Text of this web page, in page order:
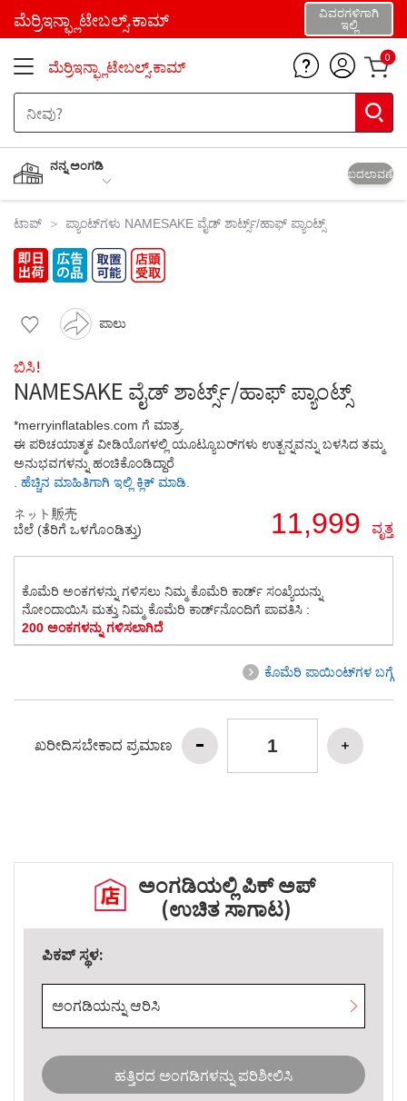
ಮೆರ್ರಿಇನ್ಫ್ಲಾಟೇಬಲ್ಸ್.ಕಾಮ್ ವಿವರಗಳಿಗಾಗಿ
ಇಲ್ಲಿ
ಮೆರ್ರಿಇನ್ಫ್ಲಾಟೇಬಲ್ಸ್.ಕಾಮ್ 0
ನನ್ನ ಅಂಗಡಿ
ಬದಲಾವಣೆ
ಟಾಪ್ ಪ್ಯಾಂಟ್‌ಗಳು NAMESAKE ವೈಡ್ ಶಾರ್ಟ್ಸ್/ಹಾಫ್ ಪ್ಯಾಂಟ್ಸ್
ಪಾಲು
ಬಿಸಿ!
NAMESAKE ವೈಡ್ ಶಾರ್ಟ್ಸ್/ಹಾಫ್ ಪ್ಯಾಂಟ್ಸ್
*merryinflatables.com ಗೆ ಮಾತ್ರ.
ಈ ಪರಿಚಯಾತ್ಮಕ ವೀಡಿಯೊಗಳಲ್ಲಿ ಯೂಟ್ಯೂಬರ್‌ಗಳು ಉತ್ಪನ್ನವನ್ನು ಬಳಸಿದ ತಮ್ಮ
ಅನುಭವಗಳನ್ನು ಹಂಚಿಕೊಂಡಿದ್ದಾರೆ
. ಹೆಚ್ಚಿನ ಮಾಹಿತಿಗಾಗಿ ಇಲ್ಲಿ ಕ್ಲಿಕ್ ಮಾಡಿ.
ネット販売
ಬೆಲೆ (ತೆರಿಗೆ ಒಳಗೊಂಡಿತ್ತು)
11,999 ವೃತ್ತ
ಕೊಮೆರಿ ಅಂಕಗಳನ್ನು ಗಳಿಸಲು ನಿಮ್ಮ ಕೊಮೆರಿ ಕಾರ್ಡ್ ಸಂಖ್ಯೆಯನ್ನು
ನೋಂದಾಯಿಸಿ ಮತ್ತು ನಿಮ್ಮ ಕೊಮೆರಿ ಕಾರ್ಡ್‌ನೊಂದಿಗೆ ಪಾವತಿಸಿ :
200 ಅಂಕಗಳನ್ನು ಗಳಿಸಲಾಗಿದೆ
ಕೊಮೆರಿ ಪಾಯಿಂಟ್‌ಗಳ ಬಗ್ಗೆ
ಖರೀದಿಸಬೇಕಾದ ಪ್ರಮಾಣ
ಅಂಗಡಿಯಲ್ಲಿ ಪಿಕ್ ಅಪ್
(ಉಚಿತ ಸಾಗಾಟ)
ಪಿಕಪ್ ಸ್ಥಳ:
ಅಂಗಡಿಯನ್ನು ಆರಿಸಿ
ಹತ್ತಿರದ ಅಂಗಡಿಗಳನ್ನು ಪರಿಶೀಲಿಸಿ